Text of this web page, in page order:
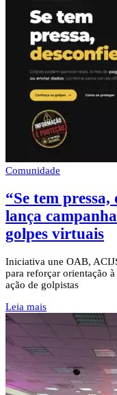
Comunidade
“Se tem
lança
golpes virtuais
Iniciativa une OAB,
para reforçar orientação
ação de golpistas
Leia mais